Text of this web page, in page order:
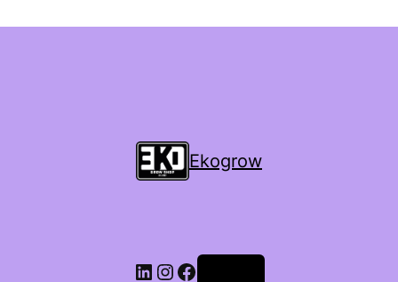
Ekogrow